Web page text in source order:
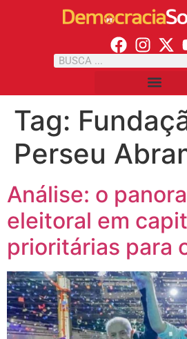
Tag:
Perseu
Análise: o
eleitoral em
prioritárias para